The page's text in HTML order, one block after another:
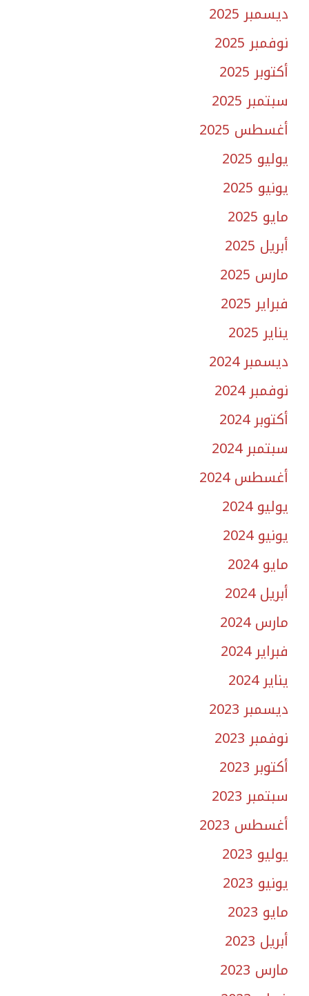
ديسمبر 2025
نوفمبر 2025
أكتوبر 2025
سبتمبر 2025
أغسطس 2025
يوليو 2025
يونيو 2025
مايو 2025
أبريل 2025
مارس 2025
فبراير 2025
يناير 2025
ديسمبر 2024
نوفمبر 2024
أكتوبر 2024
سبتمبر 2024
أغسطس 2024
يوليو 2024
يونيو 2024
مايو 2024
أبريل 2024
مارس 2024
فبراير 2024
يناير 2024
ديسمبر 2023
نوفمبر 2023
أكتوبر 2023
سبتمبر 2023
أغسطس 2023
يوليو 2023
يونيو 2023
مايو 2023
أبريل 2023
مارس 2023